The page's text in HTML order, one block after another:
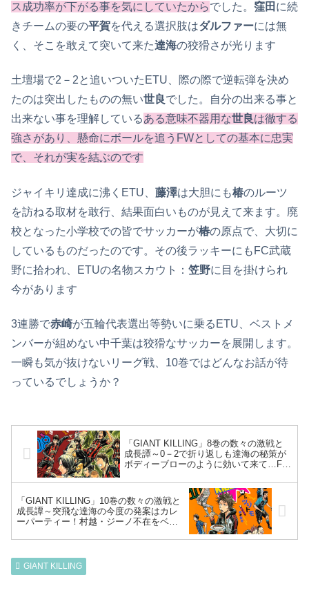
ス成功率が下がる事を気にしていたからでした。 窪田 に続
きチームの要の平賀を代える選択肢はダルファーには無
く、そこを敢えて突いて来た達海の狡猾さが光ります
土壇場で2－2と追いついたETU、際の際で逆転弾を決め
たのは突出したものの無い世良でした。自分の出来る事と
出来ない事を理解しているある意味不器用な世良は徹する
強さがあり、懸命にボールを追うFWとしての基本に忠実
で、それが実を結ぶのです
ジャイキリ達成に沸くETU、 藤澤は大胆にも椿のルーツ
を訪ねる取材を敢行、結果面白いものが見えて来ます。廃
校となった小学校での皆でサッカーが椿の原点で、大切に
しているものだったのです。その後ラッキーにもFC武蔵
野に拾われ、ETUの名物スカウト： 笠野に目を掛けられ
今があります
3連勝で赤崎が五輪代表選出等勢いに乗るETU、ベストメ
ンバーが組めない中千葉は狡猾なサッカーを展開します。
一瞬も気が抜けないリーグ戦、10巻ではどんなお話が待
っているでしょうか？
「GIANT KILLING」8巻の数々の激戦と
成長譚～0－2で折り返しも達海の秘策が
ボディーブローのように効いて来て…FW
崎のゴールを実質アシスト！窪田スタミ
ナ切れで交代～
「GIANT KILLING」10巻の数々の激戦と
成長譚～突飛な達海の今度の発案はカレ
ーパーティー！村越・ジーノ不在をベテ
体で勢いに乗る川崎～
GIANT KILLING